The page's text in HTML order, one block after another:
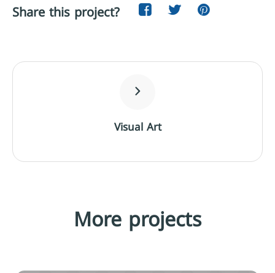
Share this project?
Visual Art
More projects